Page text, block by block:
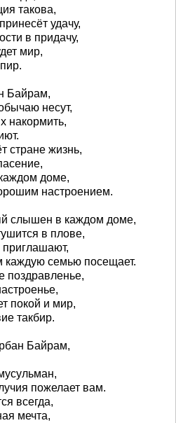
такова,
удачу,
в придачу,
мир,
Байрам,
несут,
накормить,
стране жизнь,
доме,
настроением.
слышен в каждом доме,
в плове,
приглашают,
каждую семью посещает.
поздравленье,
покой и мир,
такбир.
Байрам,
пожелает вам.
всегда,
мечта,